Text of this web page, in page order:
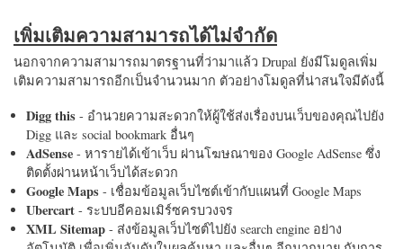
เพิ่มเติมความสามารถได้ไม่จำกัด
นอกจากความสามารถมาตรฐานที่ว่ามาแล้ว Drupal ยังมีโมดูลเพิ่ม
เติมความสามารถอีกเป็นจำนวนมาก ตัวอย่างโมดูลที่น่าสนใจมีดังนี้
Digg this - อำนวยความสะดวกให้ผู้ใช้ส่งเรื่องบนเว็บของคุณไปยัง
Digg และ social bookmark อื่นๆ
AdSense - หารายได้เข้าเว็บ ผ่านโฆษณาของ Google AdSense ซึ่ง
ติดตั้งผ่านหน้าเว็บได้สะดวก
Google Maps - เชื่อมข้อมูลเว็บไซต์เข้ากับแผนที่ Google Maps
Ubercart - ระบบอีคอมเมิร์ซครบวงจร
XML Sitemap - ส่งข้อมูลเว็บไซต์ไปยัง search engine อย่าง